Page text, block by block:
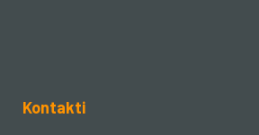
Kontakti